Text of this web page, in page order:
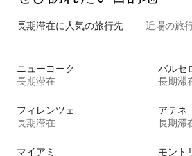
長期滞在に人気の旅行先 近場の旅
ニューヨーク
長期滞在
バルセ
長期滞
フィレンツェ
長期滞在
アテネ
長期滞
マイアミ モント